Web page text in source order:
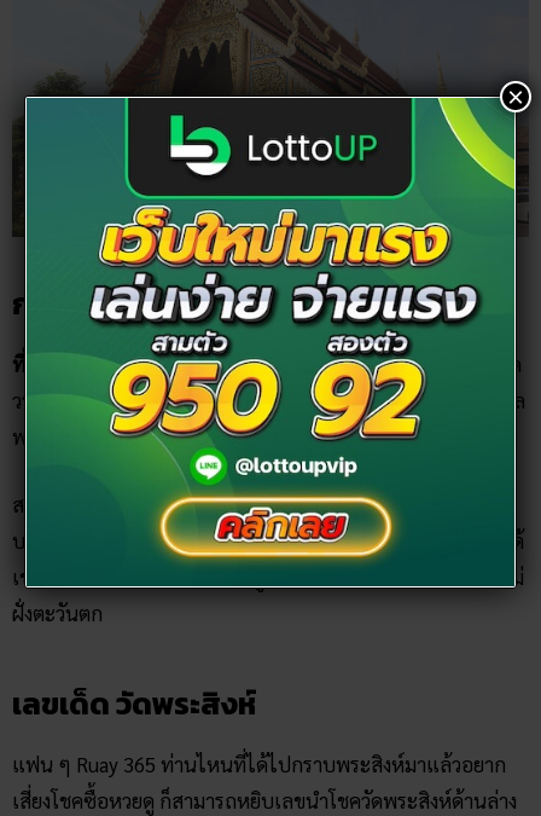
การเดินทางไปเที่ยว วัดพระสิงห์
ที่ตั้ง
: วัดพระสิงห์วรมหาวิหาร เป็นพระอารามหลวงชั้นเอก ชนิด
วรมหาวิหาร ตั้งอยู่ในบริเวณคูเมืองเชียงใหม่ ถนนสามล้าน ตำบล
พระสิงห์ อำเภอเมืองเชียงใหม่ จังหวัดเชียงใหม่
สามารถเดินทางไปเที่ยววัดพระสิงห์โดยรถส่วนตัว หรือจะใช้
บริการขนส่งสาธารณะ รถเมล์สาย B1 B2 หรือจะเป็นรถแดงก็ได้
เช่นเดียวกัน ตัววัดหาไม่ยาก อยู่ภายในแนวกำแพงเมืองเชียงใหม่
ฝั่งตะวันตก
เลขเด็ด วัดพระสิงห์
แฟน ๆ Ruay 365 ท่านไหนที่ได้ไปกราบพระสิงห์มาแล้วอยาก
เสี่ยงโชคซื้อหวยดู ก็สามารถหยิบเลขนำโชควัดพระสิงห์ด้านล่าง
×